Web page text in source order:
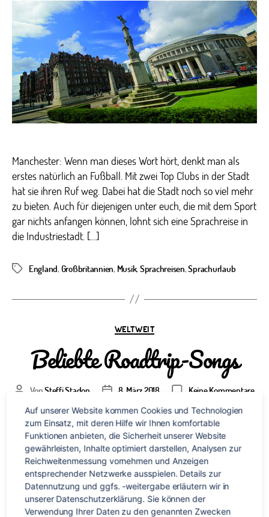
–
Der
Manchester: Wenn man dieses Wort hört, denkt man als
erstes natürlich an Fußball. Mit zwei Top Clubs in der Stadt
hat sie ihren Ruf weg. Dabei hat die Stadt noch so viel mehr
zu bieten. Auch für diejenigen unter euch, die mit dem Sport
gar nichts anfangen können, lohnt sich eine Sprachreise in
die Industriestadt. […]
Schlagwörter
England, Großbritannien, Musik, Sprachreisen,Sprachurlaub
Kategorien
WELTWEIT
Beliebte Roadtrip-Songs
Beitragsautor
VonSteffi Stadon Veröffentlichungsdatum
8. März 2018 Keine Kommentarezu
Wir haben unsere Teilnehmer gefragt, welcher Song ihr
Work & Travel Abenteuer geprägt hat und was sie mit
diesem Song verbinden bzw. warum/wobei sie ihn ständig
im Ohr hatten. Hier ist eine Auswahl ihrer Antworten. This is
how you like to travel … Weitere Songs für eure Roadtrip
Playlist: [accordion] [accordion-group title=“Men at Work –
Auf unserer Website kommen Cookies und Technologien
zum Einsatz, mit deren Hilfe wir Ihnen komfortable
Funktionen anbieten, die Sicherheit unserer Website
gewährleisten, Inhalte optimiert darstellen, Analysen zur
Reichweitenmessung vornehmen und Anzeigen
entsprechender Netzwerke ausspielen. Details zur
Datennutzung und ggfs. -weitergabe erläutern wir in
unserer Datenschutzerklärung. Sie können der
Verwendung Ihrer Daten zu den genannten Zwecken